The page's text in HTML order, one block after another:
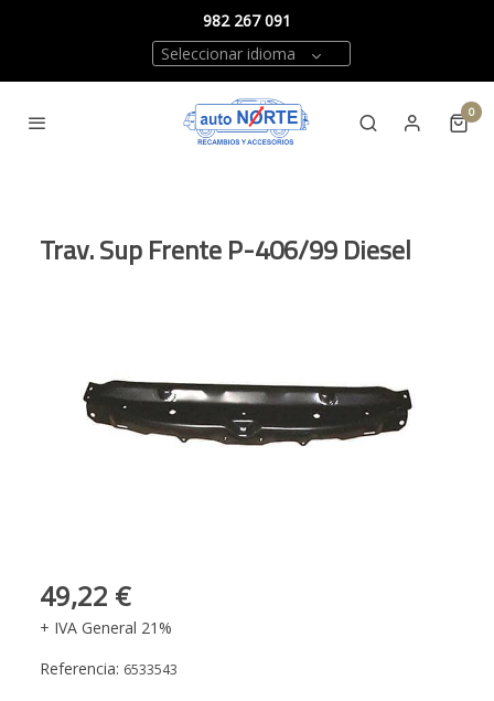
982 267 091
Seleccionar idioma
0
Trav. Sup Frente P-406/99 Diesel
49,22 €
+ IVA General 21%
Referencia: 6533543